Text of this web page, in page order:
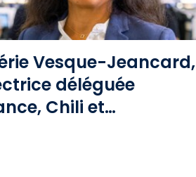
Vesque-Jeancard,
déléguée
Chili et